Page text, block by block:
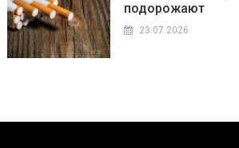
подорожают
23.07.2026